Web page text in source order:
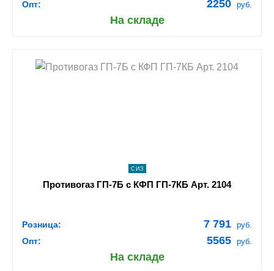
Опт: 2250 руб.
На складе
shopping_cart В КОРЗИНУ
СИЗ
Противогаз ГП-7Б с КФП ГП-7КБ Арт. 2104
Розница: 7 791 руб.
Опт: 5565 руб.
На складе